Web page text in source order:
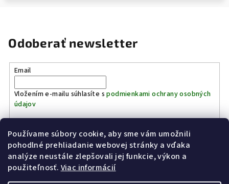
Používame súbory cookie, aby sme vám umožnili
pohodlné prehliadanie webovej stránky a vďaka
analýze neustále zlepšovali jej funkcie, výkon a
použiteľnosť. Viac informácií
Odoberať newsletter
Email
Vložením e-mailu súhlasíte spodmienkami ochrany osobných
údajov
Prihlásiť sa
Kinostrelnica Páleník